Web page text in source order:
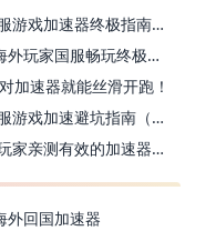
印度怎么玩全民突击？海外玩家国服游戏加速器终极指南（附原神延迟优化+精灵之境加速器选择）
300大作战国外无法登陆怎么办？海外玩家国服畅玩终极指南（附实测推荐）
加速器就能丝滑开跑！
比利时怎么玩倩女幽魂？海外党国服游戏加速避坑指南（附实测推荐）
在欧洲怎么玩穿越火线不卡顿？老玩家亲测有效的加速器选择指南
外回国加速器